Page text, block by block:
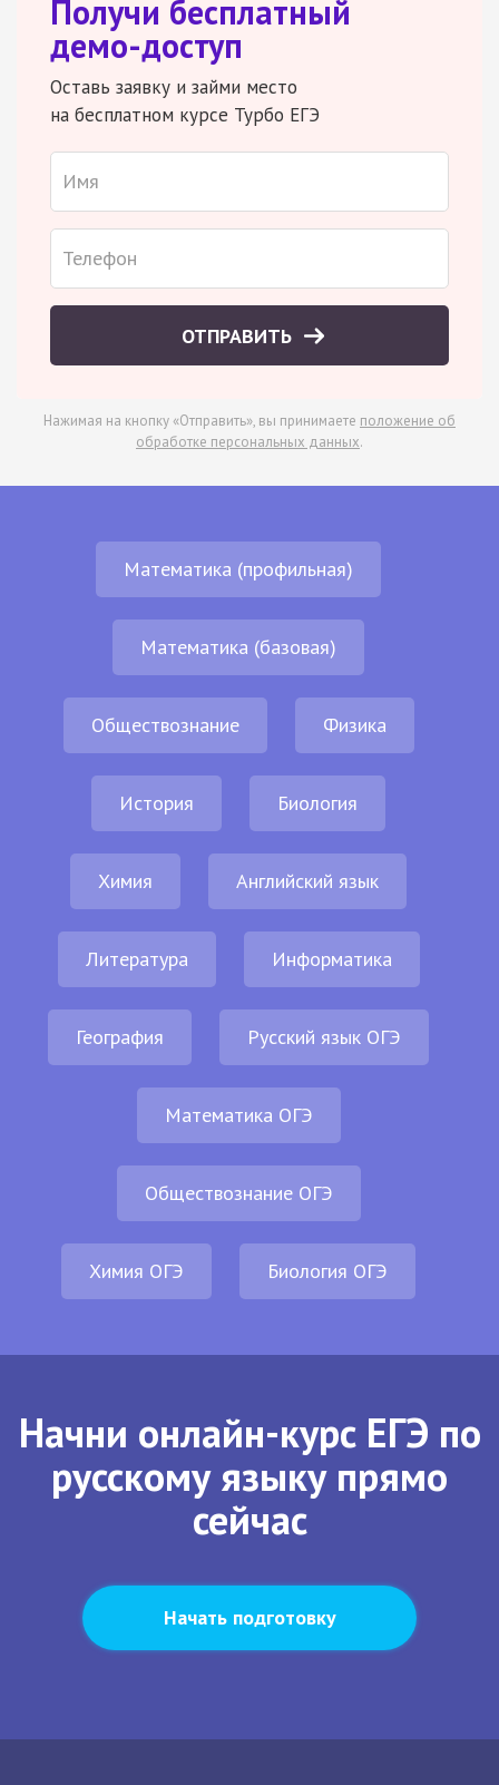
Получи бесплатный
демо-доступ
Оставь заявку и займи место
на бесплатном курсе Турбо ЕГЭ
ОТПРАВИТЬ
Нажимая на кнопку «Отправить», вы принимаете положение об
обработке персональных данных.
Математика (профильная)
Математика (базовая)
Обществознание Физика
История Биология
Химия Английский язык
Литература Информатика
География Русский язык ОГЭ
Математика ОГЭ
Обществознание ОГЭ
Химия ОГЭ Биология ОГЭ
Начни онлайн-курс ЕГЭ по
русскому языку прямо
сейчас
Начать подготовку